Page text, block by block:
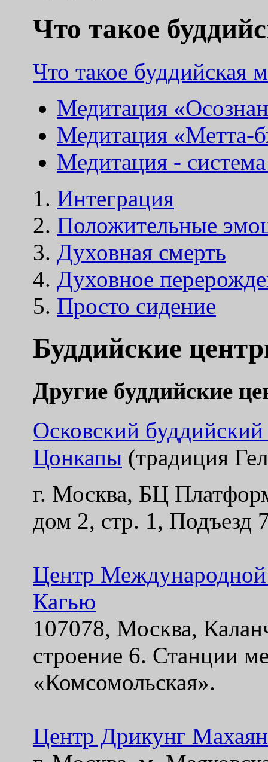
Что такое
Что такое буддийская
Медитация
Медитация «Метта-
Медитация -
Интеграция
Положительные
Духовная смерть
Духовное
Просто сидение
Буддийские
Другие буддийские
Осковский
Цонкапы (традиция
г. Москва, БЦ
дом 2, стр. 1, Подъезд
Центр
Кагью
107078, Москва,
строение 6. Станции
«Комсомольская».
Центр Дрикунг